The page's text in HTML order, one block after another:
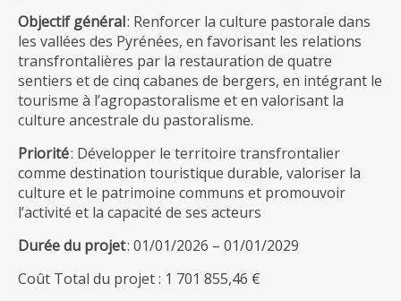
Objectif général: Renforcer la culture pastorale dans
les vallées des Pyrénées, en favorisant les relations
transfrontalières par la restauration de quatre
sentiers et de cinq cabanes de bergers, en intégrant le
tourisme à l’agropastoralisme et en valorisant la
culture ancestrale du pastoralisme.
Priorité: Développer le territoire transfrontalier
comme destination touristique durable, valoriser la
culture et le patrimoine communs et promouvoir
l’activité et la capacité de ses acteurs
Durée du projet: 01/01/2026 – 01/01/2029
Coût Total du projet : 1 701 855,46 €